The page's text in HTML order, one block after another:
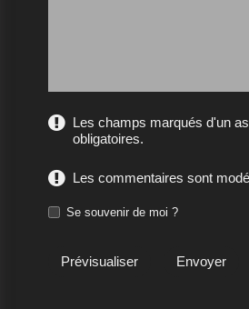
Les champs marqués d'un
obligatoires.
Les commentaires sont
Se souvenir de moi ?